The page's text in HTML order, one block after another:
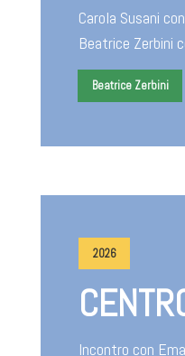
Carola Susani
Beatrice Zerbini
Beatrice Zerbini
2026
Incontro con